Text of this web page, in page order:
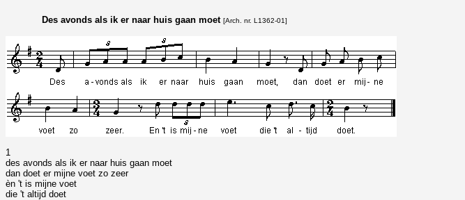
Des avonds als ik er naar huis gaan moet [Arch. nr. L1362-01]
1
des avonds als ik er naar huis gaan moet
dan doet er mijne voet zo zeer
èn 't is mijne voet
die 't altijd doet